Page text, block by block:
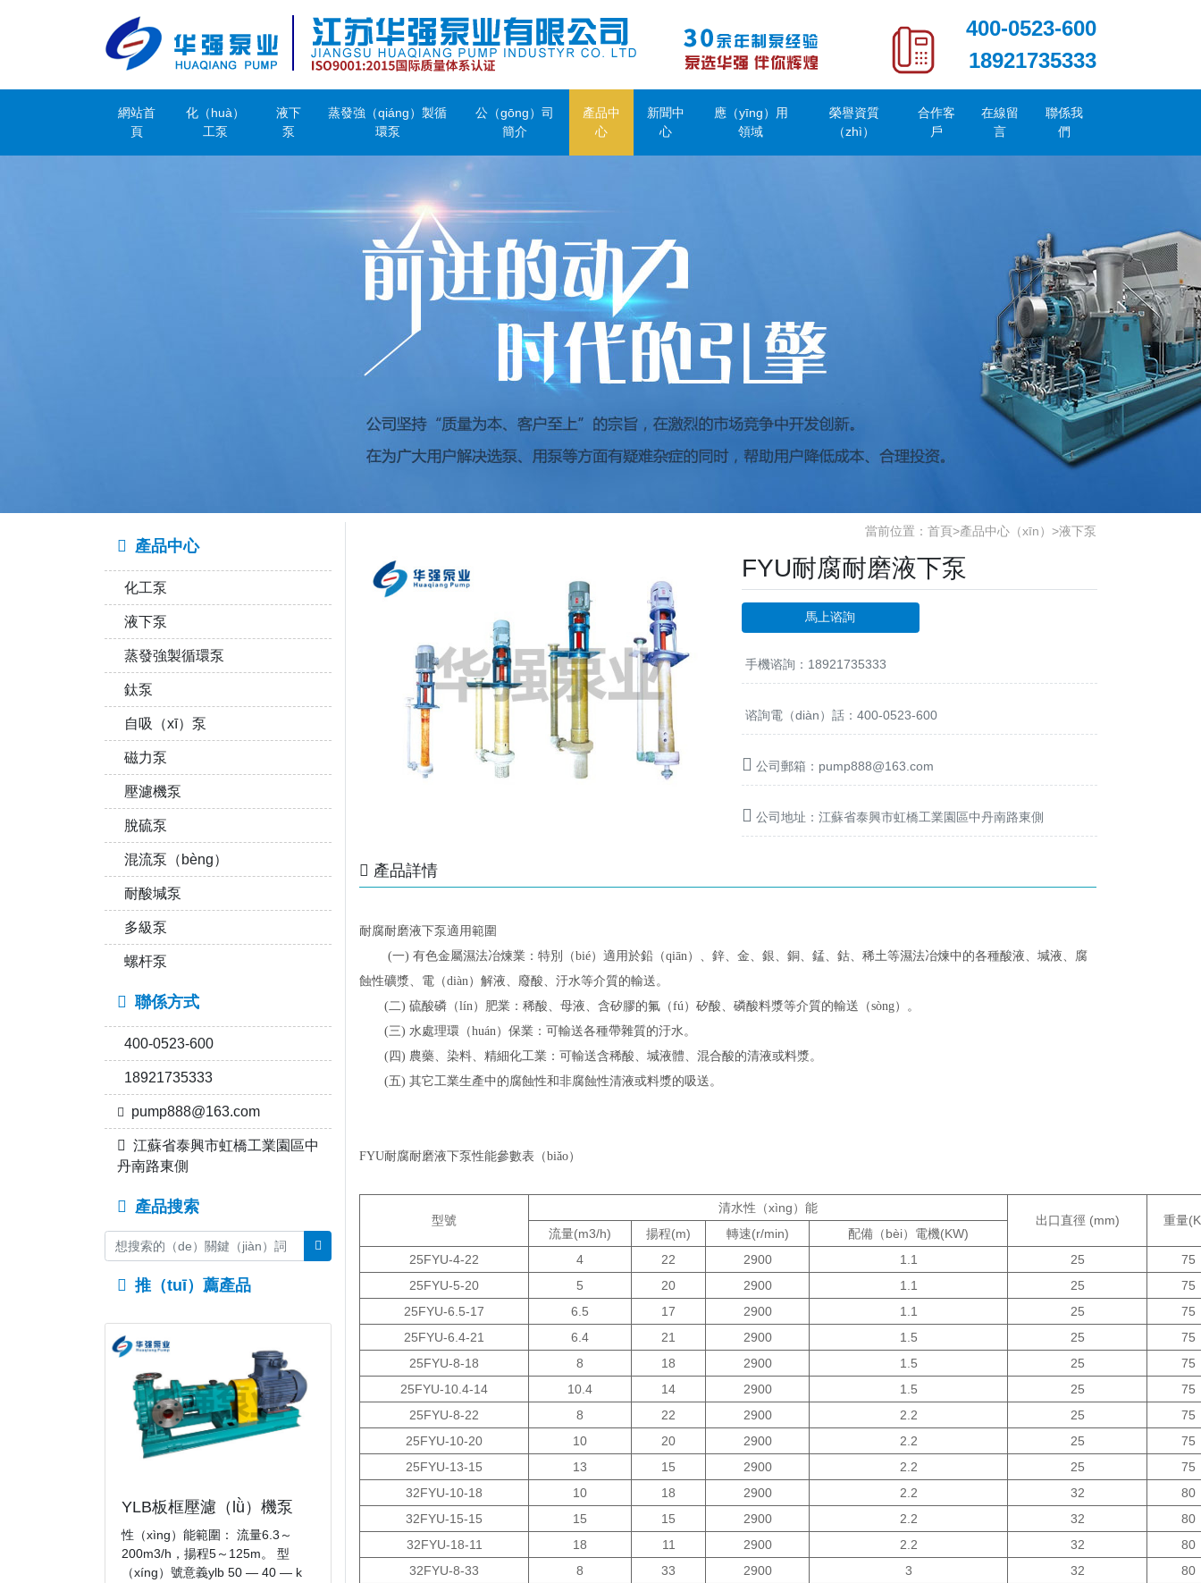
400-0523-600
18921735333
網站首
頁
化（huà）
工泵
液下
泵
蒸發強（qiáng）製循
環泵
公（gōng）司
簡介
產品中
心
新聞中
心
應（yīng）用
領域
榮譽資質
（zhì）
合作客
戶
在線留
言
聯係我
們
產品中心
化工泵
液下泵
蒸發強製循環泵
鈦泵
自吸（xī）泵
磁力泵
壓濾機泵
脫硫泵
混流泵（bèng）
耐酸堿泵
多級泵
螺杆泵
聯係方式
400-0523-600
18921735333
pump888@163.com
江蘇省泰興市虹橋工業園區中
丹南路東側
產品搜索
推（tuī）薦產品
YLB板框壓濾（lǜ）機泵
性（xìng）能範圍： 流量6.3～
200m3/h，揚程5～125m。 型
（xíng）號意義ylb 50 — 40 — k
當前位置： 首頁>產品中心（xīn） >液下泵
FYU耐腐耐磨液下泵
馬上谘詢
手機谘詢：18921735333
谘詢電（diàn）話：400-0523-600
公司郵箱：pump888@163.com
公司地址：江蘇省泰興市虹橋工業園區中丹南路東側
產品詳情
耐腐耐磨液下泵適用範圍
(一) 有色金屬濕法冶煉業：特別（bié）適用於鉛（qiān）、鋅、金、銀、銅、錳、鈷、稀土等濕法冶煉中的各種酸液、堿液、腐
蝕性礦漿、電（diàn）解液、廢酸、汙水等介質的輸送。
(二) 硫酸磷（lín）肥業：稀酸、母液、含矽膠的氟（fú）矽酸、磷酸料漿等介質的輸送（sòng）。
(三) 水處理環（huán）保業：可輸送各種帶雜質的汙水。
(四) 農藥、染料、精細化工業：可輸送含稀酸、堿液體、混合酸的清液或料漿。
(五) 其它工業生產中的腐蝕性和非腐蝕性清液或料漿的吸送。
FYU耐腐耐磨液下泵性能參數表（biǎo）
型號
清水性（xìng）能
出口直徑 (mm)
重量
流量(m3/h)
揚程(m) 轉速(r/min)
配備（bèi）電機(KW)
25FYU-4-22
4 22 2900 1.1 25
75
25FYU-5-20
5 20 2900 1.1 25
75
25FYU-6.5-17
6.5 17 2900 1.1 25
75
25FYU-6.4-21
6.4 21 2900 1.5 25
75
25FYU-8-18
8 18 2900 1.5 25
75
25FYU-10.4-14
10.4 14 2900 1.5 25
75
25FYU-8-22
8 22 2900 2.2 25
75
25FYU-10-20
10 20 2900 2.2 25
75
25FYU-13-15
13 15 2900 2.2 25
75
32FYU-10-18
10 18 2900 2.2 32
80
32FYU-15-15
15 15 2900 2.2 32
80
32FYU-18-11
18 11 2900 2.2 32
80
32FYU-8-33
8 33 2900 3 32
80